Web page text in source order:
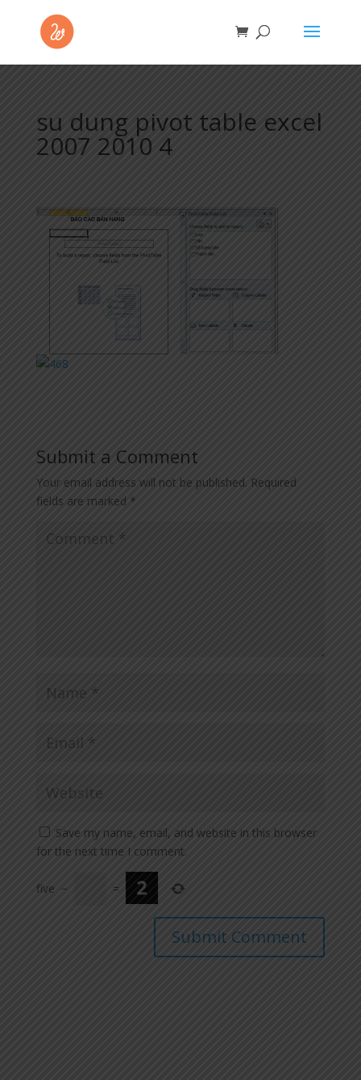
su dung pivot table excel
2007 2010 4
Submit a Comment
Your email address will not be published. Required
fields are marked *
Save my name, email, and website in this browser
for the next time I comment.
five − =